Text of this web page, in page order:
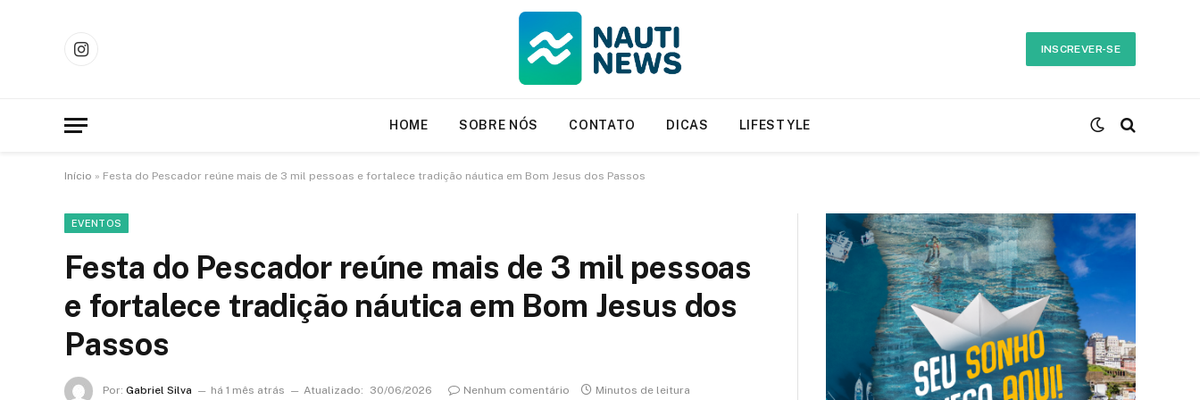
Instagram
INSCREVER-SE
HOME SOBRE NÓS CONTATO DICAS LIFESTYLE
Início » Festa do Pescador reúne mais de 3 mil pessoas e fortalece tradição náutica em Bom Jesus dos Passos
EVENTOS
Festa do Pescador reúne mais de 3 mil pessoas
e fortalece tradição náutica em Bom Jesus dos
Passos
Por: Gabriel Silva há 1 mês atrás Atualizado: 30/06/2026 Nenhum comentário Minutos de leitura